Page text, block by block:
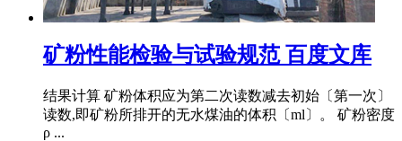
矿粉性能检验与试验规范 百度文库
结果计算 矿粉体积应为第二次读数减去初始〔第一次〕
读数,即矿粉所排开的无水煤油的体积〔ml〕。 矿粉密度
ρ ...